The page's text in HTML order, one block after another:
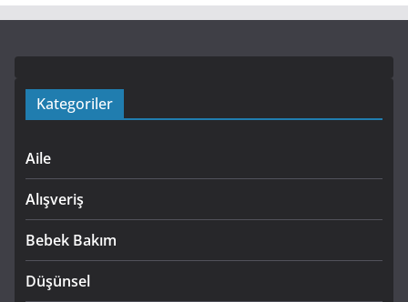
Kategoriler
Aile
Alışveriş
Bebek Bakım
Düşünsel